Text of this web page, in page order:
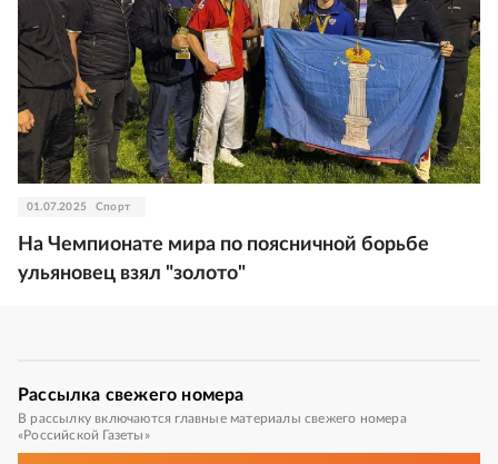
01.07.2025 Спорт
На Чемпионате мира по поясничной борьбе
ульяновец взял "золото"
Рассылка свежего номера
В рассылку включаются главные материалы свежего номера
«Российской Газеты»